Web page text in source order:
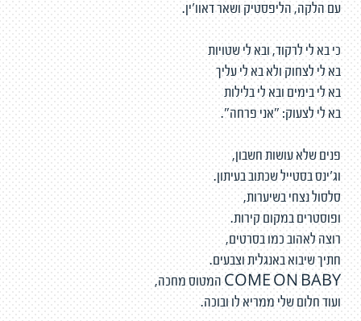
עם הלקה, הליפסטיק ושאר דאוו'ין.
כי בא לי לרקוד, ובא לי שטויות
בא לי לצחוק ולא בא לי עליך
בא לי בימים ובא לי בלילות
בא לי לצעוק: "אני פרחה".
פנים שלא עושות חשבון,
וג'ינס בסטייל שכתוב בעיתון.
סלסול נצחי בשיערות,
ופוסטרים במקום קירות.
רוצה לאהוב כמו בסרטים,
חתיך שיבוא באנגלית וצבעים.
COME ON BABY המטוס מחכה,
ועוד חלום שלי ממריא לו ובוכה.